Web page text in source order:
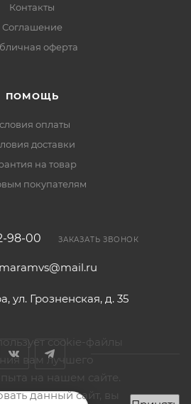
Контакты
Соглашение
оферта
ПОМОЩЬ
оплаты
доставки
на товар
покупателям
98-00 ЗАКАЗАТЬ ЗВОНОК
ул. Грозненская, д. 35
cookie-файлы
вам лучшего
на нашем сайте.
данный сайт, вы